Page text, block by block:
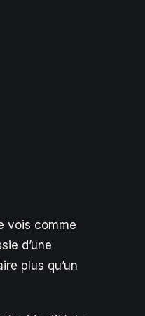
vois comme
d’une
plus qu’un